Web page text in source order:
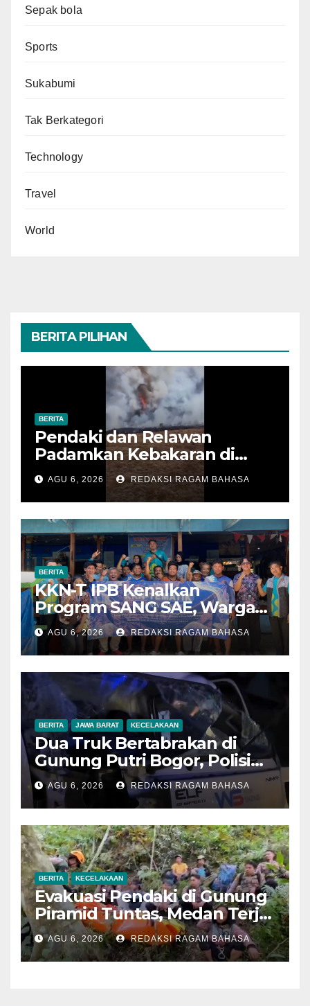
Sepak bola
Sports
Sukabumi
Tak Berkategori
Technology
Travel
World
BERITA PILIHAN
BERITA
Pendaki dan Relawan
Padamkan Kebakaran di
Alun-alun Suryakencana
Sebelum Meluas
AGU 6, 2026 REDAKSI RAGAM BAHASA
BERITA
KKN-T IPB Kenalkan
Program SANG SAE, Warga
Desa Sangrawayang Diajak
Ubah Sampah Jadi Bernilai
Ekonomi
AGU 6, 2026 REDAKSI RAGAM BAHASA
BERITA JAWA BARAT KECELAKAAN
Dua Truk Bertabrakan di
Gunung Putri Bogor, Polisi
Imbau Pengemudi
Tingkatkan Kewaspadaan
AGU 6, 2026 REDAKSI RAGAM BAHASA
BERITA KECELAKAAN
Evakuasi Pendaki di Gunung
Piramid Tuntas, Medan Terjal
Jadi Tantangan Utama
AGU 6, 2026 REDAKSI RAGAM BAHASA